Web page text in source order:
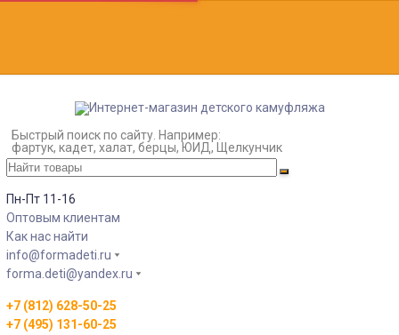
Быстрый поиск по сайту. Например:
фартук, кадет, халат, берцы, ЮИД, Щелкунчик
Пн-Пт 11-16
Оптовым клиентам
Как нас найти
info@formadeti.ru
forma.deti@yandex.ru
+7 (812) 628-50-25
+7 (495) 131-60-25